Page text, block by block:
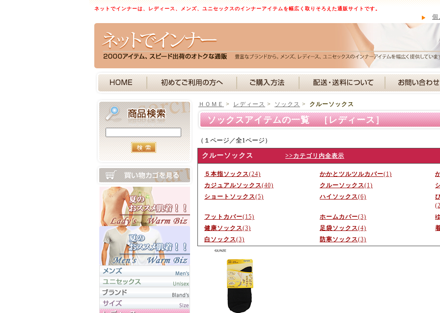
ネットでインナーは、レディース、メンズ、ユニセックスのインナーアイテムを幅広く取りそろえた通販サイトです。
個
ＨＯＭＥ > レディース > ソックス > クルーソックス
ソックスアイテムの一覧 ［レディース］
（１ページ／全1ページ）
クルーソックス >>カテゴリ内全表示
５本指ソックス(24) かかとツルツルカバー(1)
カジュアルソックス(40) クルーソックス(1)
ショートソックス(5) ハイソックス(6)
フットカバー(15) ホームカバー(3)
健康ソックス(3) 足袋ソックス(4)
白ソックス(3) 防寒ソックス(3)